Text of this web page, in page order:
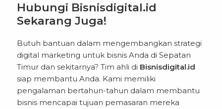
Hubungi Bisnisdigital.id
Sekarang Juga!
Butuh bantuan dalam mengembangkan strategi
digital marketing untuk bisnis Anda di Sepatan
Timur dan sekitarnya? Tim ahli di Bisnisdigital.id
siap membantu Anda. Kami memiliki
pengalaman bertahun-tahun dalam membantu
bisnis mencapai tujuan pemasaran mereka